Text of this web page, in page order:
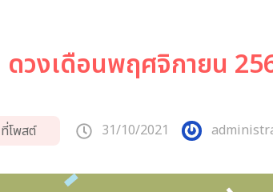
ดวงเดือนพฤศจิกายน
โพสต์ 31/10/2021